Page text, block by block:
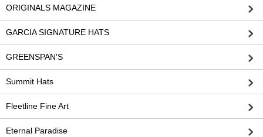
ORIGINALS MAGAZINE
GARCIA SIGNATURE HATS
GREENSPAN'S
Summit Hats
Fleetline Fine Art
Eternal Paradise